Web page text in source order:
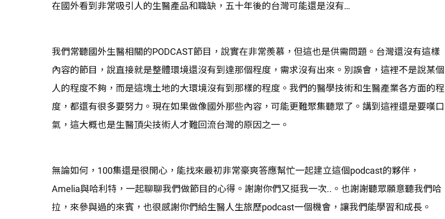
在國外看到非常吸引人的生醫產品和職缺，五十年後的台灣可能還是沒有…
我們常聽國外生醫相關的PODCAST節目，說實在非常羨慕，但這也是供需問題。台灣還沒有這樣
內容的節目，說直接就是整體環境還沒有到達那個程度，需求沒有出來。別誤會，這裡不是說某個
人的程度不夠，而是這塊土地的大環境沒有到那樣的程度。我們的醫學技術和生醫產業各方面的程
度，都還有很多要努力。現在如果做像國外那些內容，可能更難聚集聽眾了。講到這裡還是要嘆口
氣，這大概也是生醫頂尖技術人才難回流台灣的原因之一。
無論如何，100集還是很開心，能找來最初非常豪爽答應幫忙一起建立這個podcast的夥伴，
Amelia與哈利特，一起聊聊我們做節目的心得。謝謝你們又挺我一次..。也謝謝聽眾願意聽我們哈
拉，來參與過的來賓，也很感謝你們給生醫人生旅歷podcast一個機會，讓我們能學習和成長。